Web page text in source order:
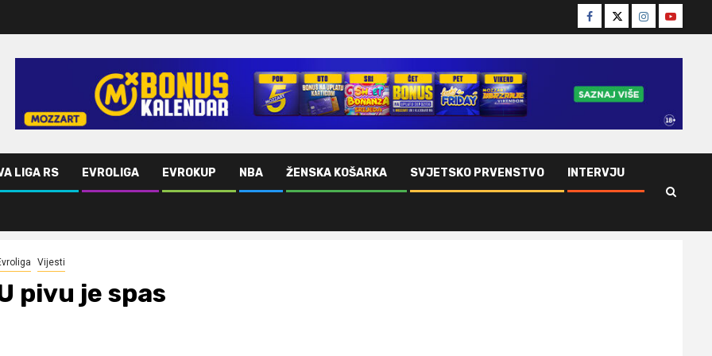
Facebook
TwitterInstagram
Youtube
LIGA RS EVROLIGA EVROKUP NBA ŽENSKA KOŠARKA SVJETSKO PRVENSTVO INTERVJU
Vijesti
pivu je spas